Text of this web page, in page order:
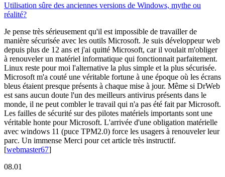
Utilisation sûre des anciennes versions de Windows, mythe ou
réalité?
Je pense très sérieusement qu'il est impossible de travailler de
manière sécurisée avec les outils Microsoft. Je suis développeur web
depuis plus de 12 ans et j'ai quitté Microsoft, car il voulait m'obliger
à renouveler un matériel informatique qui fonctionnait parfaitement.
Linux reste pour moi l'alternative la plus simple et la plus sécurisée.
Microsoft m'a couté une véritable fortune à une époque où les écrans
bleus étaient presque présents à chaque mise à jour. Même si DrWeb
est sans aucun doute l'un des meilleurs antivirus présents dans le
monde, il ne peut combler le travail qui n'a pas été fait par Microsoft.
Les failles de sécurité sur des pilotes matériels importants sont une
véritable honte pour Microsoft. L'arrivée d'une obligation matérielle
avec windows 11 (puce TPM2.0) force les usagers à renouveler leur
parc. Un immense Merci pour cet article très instructif.
[webmaster67]
08.01